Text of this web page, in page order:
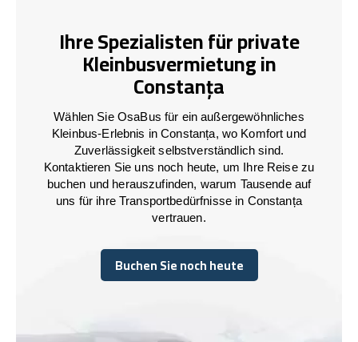
Ihre Spezialisten für private
Kleinbusvermietung in
Constanța
Wählen Sie OsaBus für ein außergewöhnliches
Kleinbus-Erlebnis in Constanța, wo Komfort und
Zuverlässigkeit selbstverständlich sind.
Kontaktieren Sie uns noch heute, um Ihre Reise zu
buchen und herauszufinden, warum Tausende auf
uns für ihre Transportbedürfnisse in Constanța
vertrauen.
Buchen Sie noch heute
Buchen Sie noch heute